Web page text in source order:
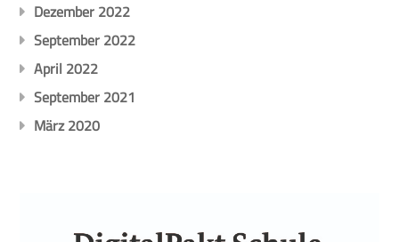
Dezember 2022
September 2022
April 2022
September 2021
März 2020